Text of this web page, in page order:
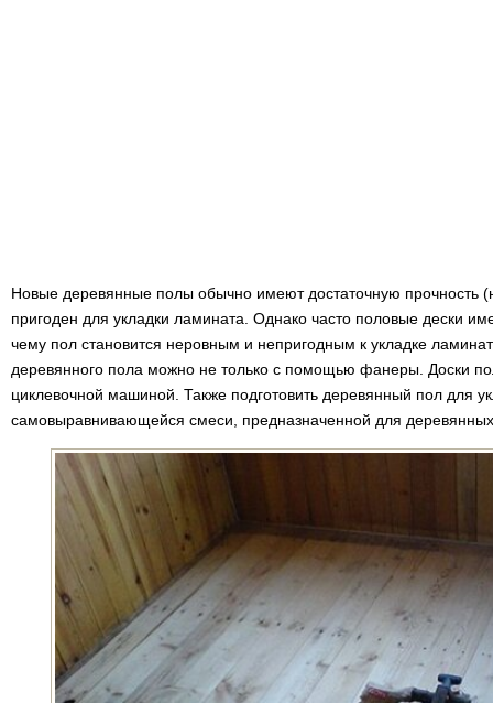
Новые деревянные полы обычно имеют достаточную прочность
пригоден для укладки ламината. Однако часто половые дески
чему пол становится неровным и непригодным к укладке
деревянного пола можно не только с помощью фанеры. Доски
циклевочной машиной. Также подготовить деревянный пол для
самовыравнивающейся смеси, предназначенной для